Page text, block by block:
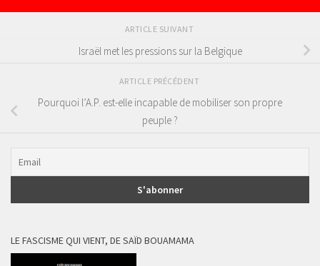
ARTICLE SUIVANT
Israël met les pressions sur la Belgique
ARTICLE PRÉCÉDENT
Pourquoi l’A.P. est-elle incapable de mobiliser son propre
peuple ?
LE FASCISME QUI VIENT, DE SAÏD BOUAMAMA